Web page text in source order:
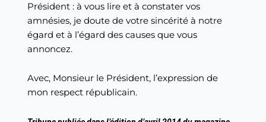
Président : à vous lire et à constater vos
amnésies, je doute de votre sincérité à notre
égard et à l’égard des causes que vous
annoncez.
Avec, Monsieur le Président, l’expression de
mon respect républicain.